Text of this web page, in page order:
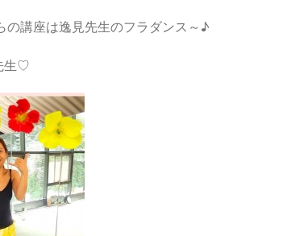
の講座は逸見先生のフラダンス～♪
生♡